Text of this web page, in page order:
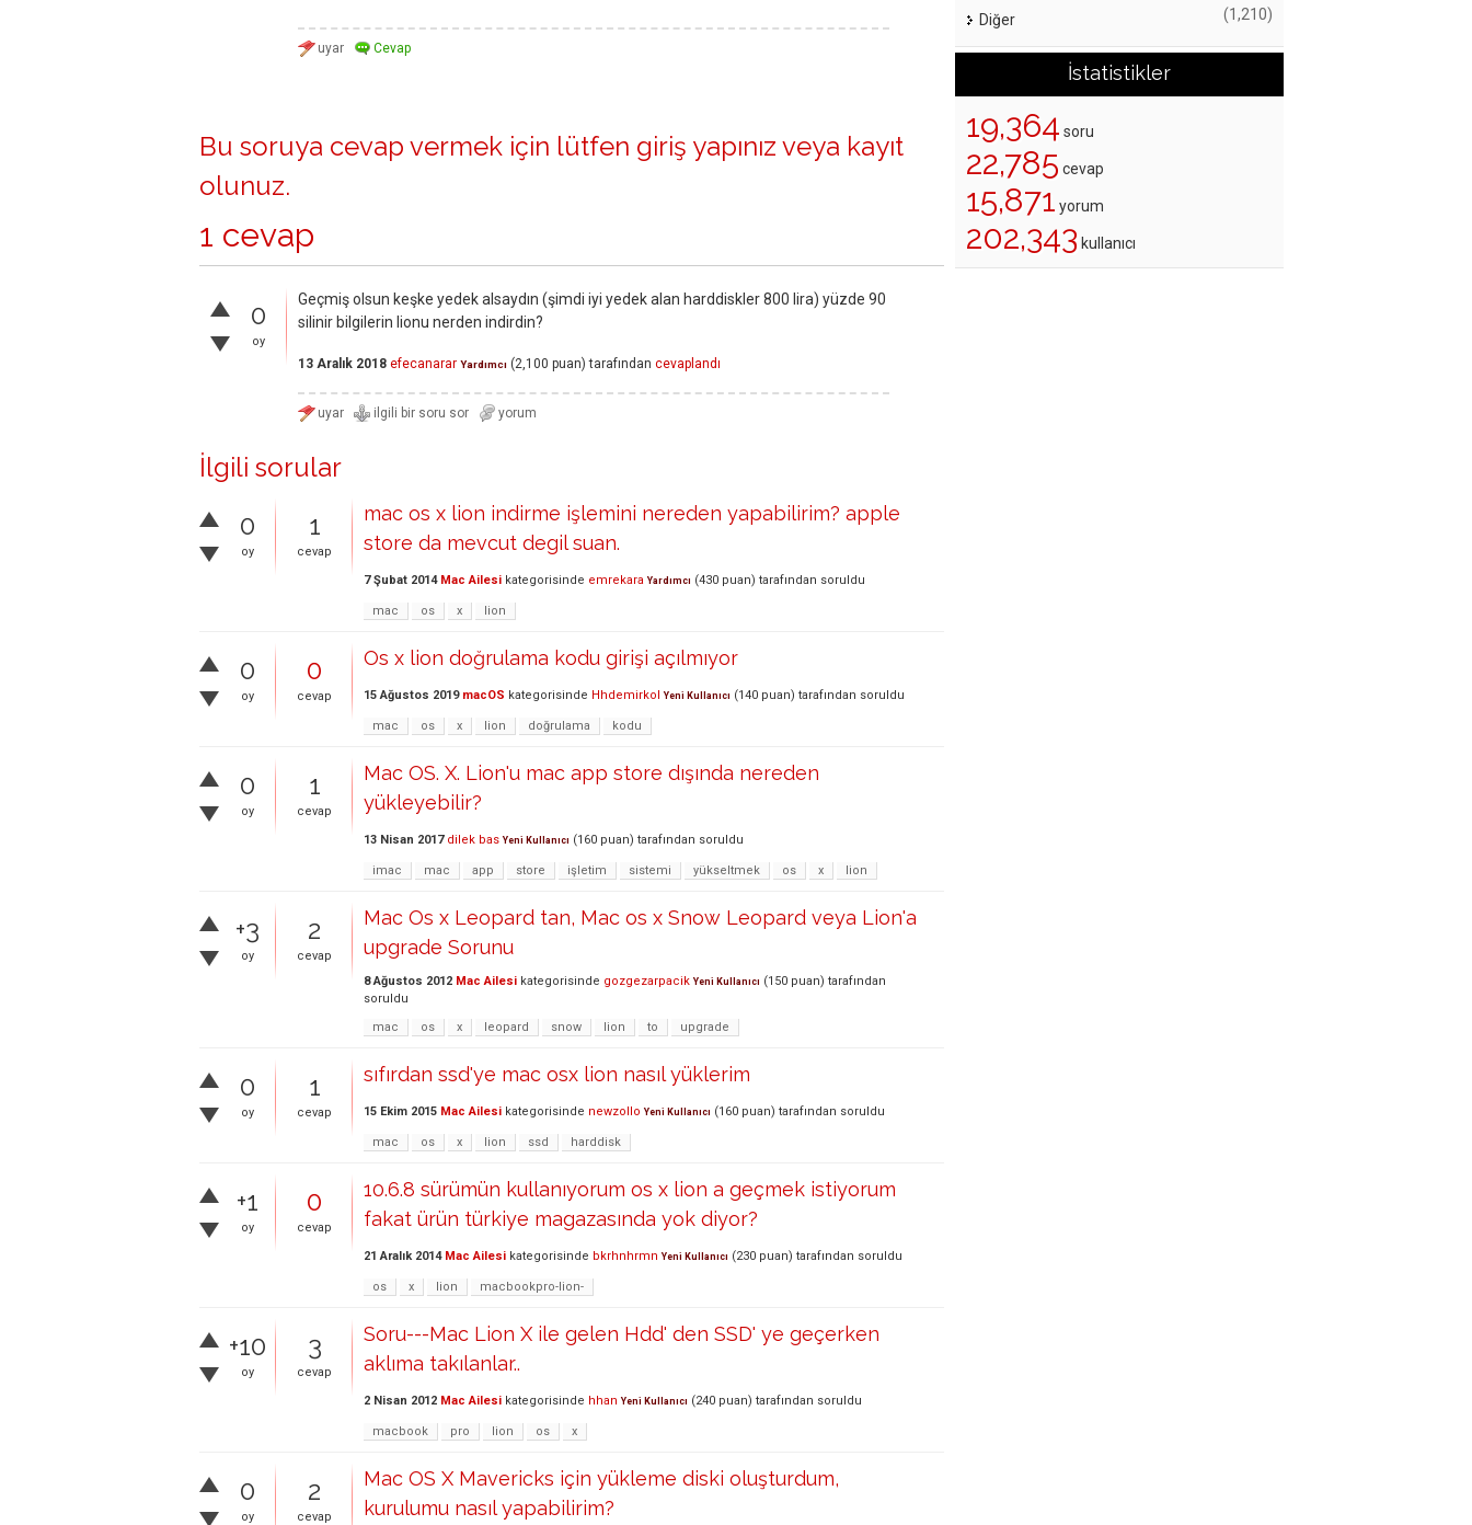
Bu soruya cevap vermek için lütfen giriş yapınız veya kayıt
olunuz.
1 cevap
0
oy
Geçmiş olsun keşke yedek alsaydın (şimdi iyi yedek alan harddiskler 800 lira) yüzde 90
silinir bilgilerin lionu nerden indirdin?
13 Aralık 2018 efecanarar Yardımcı (2,100 puan) tarafından cevaplandı
İlgili sorular
0
oy
1
cevap
mac os x lion indirme işlemini nereden yapabilirim? apple
store da mevcut degil suan.
7 Şubat 2014 Mac Ailesi kategorisinde emrekara Yardımcı (430 puan) tarafından soruldu
mac os x lion
0
oy
0
cevap
Os x lion doğrulama kodu girişi açılmıyor
15 Ağustos 2019 macOS kategorisinde Hhdemirkol Yeni Kullanıcı (140 puan) tarafından soruldu
mac os x lion doğrulama kodu
0
oy
1
cevap
Mac OS. X. Lion'u mac app store dışında nereden
yükleyebilir?
13 Nisan 2017 dilek bas Yeni Kullanıcı (160 puan) tarafından soruldu
imac mac app store işletim sistemi yükseltmek os x lion
+3
oy
2
cevap
Mac Os x Leopard tan, Mac os x Snow Leopard veya Lion'a
upgrade Sorunu
8 Ağustos 2012 Mac Ailesi kategorisinde gozgezarpacik Yeni Kullanıcı (150 puan) tarafından
soruldu
mac
os x leopard snow lion to upgrade
0
oy
1
cevap
sıfırdan ssd'ye mac osx lion nasıl yüklerim
15 Ekim 2015 Mac Ailesi kategorisinde newzollo Yeni Kullanıcı (160 puan) tarafından soruldu
mac os x lion ssd harddisk
+1
oy
0
cevap
10.6.8 sürümün kullanıyorum os x lion a geçmek istiyorum
fakat ürün türkiye magazasında yok diyor?
21 Aralık 2014 Mac Ailesi kategorisinde bkrhnhrmn Yeni Kullanıcı (230 puan) tarafından soruldu
os x lion macbookpro-lion-
+10
oy
3
cevap
Soru---Mac Lion X ile gelen Hdd' den SSD' ye geçerken
aklıma takılanlar..
2 Nisan 2012 Mac Ailesi kategorisinde hhan Yeni Kullanıcı (240 puan) tarafından soruldu
macbook pro lion os x
0
oy
2
cevap
Mac OS X Mavericks için yükleme diski oluşturdum,
kurulumu nasıl yapabilirim?
Diğer (1,210)
İstatistikler
19,364 soru
22,785 cevap
15,871 yorum
202,343 kullanıcı